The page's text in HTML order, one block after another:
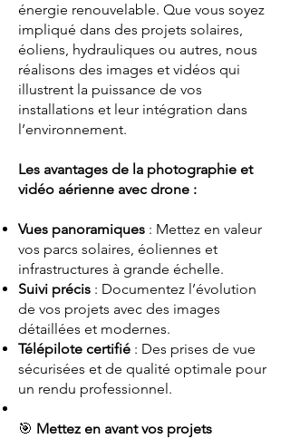
énergie renouvelable. Que vous soyez
impliqué dans des projets solaires,
éoliens, hydrauliques ou autres, nous
réalisons des images et vidéos qui
illustrent la puissance de vos
installations et leur intégration dans
l’environnement.
Les avantages de la photographie et
vidéo aérienne avec drone :
Vues panoramiques : Mettez en valeur
vos parcs solaires, éoliennes et
infrastructures à grande échelle.
Suivi précis : Documentez l’évolution
de vos projets avec des images
détaillées et modernes.
Télépilote certifié : Des prises de vue
sécurisées et de qualité optimale pour
un rendu professionnel.
🎯 Mettez en avant vos projets